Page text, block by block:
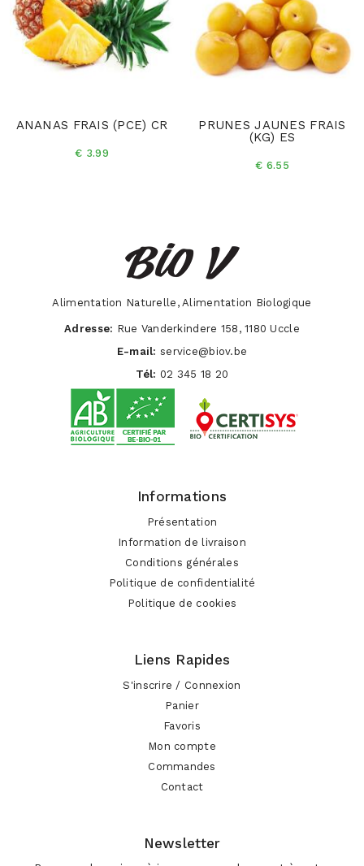
ANANAS FRAIS (PCE) CR
€ 3.99
PRUNES JAUNES FRAIS
(KG) ES
€ 6.55
Alimentation Naturelle, Alimentation Biologique
Adresse: Rue Vanderkindere 158, 1180 Uccle
E-mail: service@biov.be
Tél: 02 345 18 20
Informations
Présentation
Information de livraison
Conditions générales
Politique de confidentialité
Politique de cookies
Liens Rapides
S'inscrire / Connexion
Panier
Favoris
Mon compte
Commandes
Contact
Newsletter